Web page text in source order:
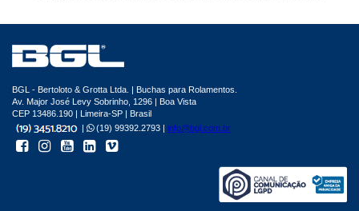
BGL - Bertoloto & Grotta Ltda. | Buchas para Rolamentos.
Av. Major José Levy Sobrinho, 1296 | Boa Vista
CEP 13486.190 | Limeira-SP | Brasil
|
(19) 99392.2793 | info@bgl.com.br